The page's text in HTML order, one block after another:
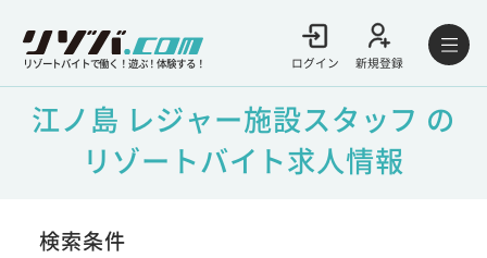
リゾートバイトで働く！遊ぶ！体験する！ ログイン 新規登録
江ノ島 レジャー施設スタッフ の
リゾートバイト求人情報
検索条件